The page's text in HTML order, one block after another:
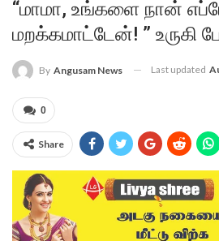
“மாமா, உங்களை நான்
மறக்கமாட்டேன்! ” உருகி
By Angusam News Last updated
0
Share